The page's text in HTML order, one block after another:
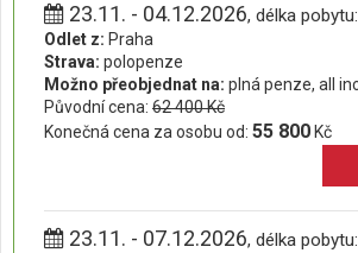
23.11. - 04.12.2026, délka
Odlet z: Praha
Strava: polopenze
Možno přeobjednat na: plná penze, all
Původní cena: 62 400 Kč
Konečná cena za osobu od: 55 800 Kč
23.11. - 07.12.2026, délka